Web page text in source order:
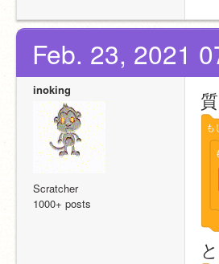
Feb. 23, 2021
inoking
Scratcher
1000+ posts
も
と